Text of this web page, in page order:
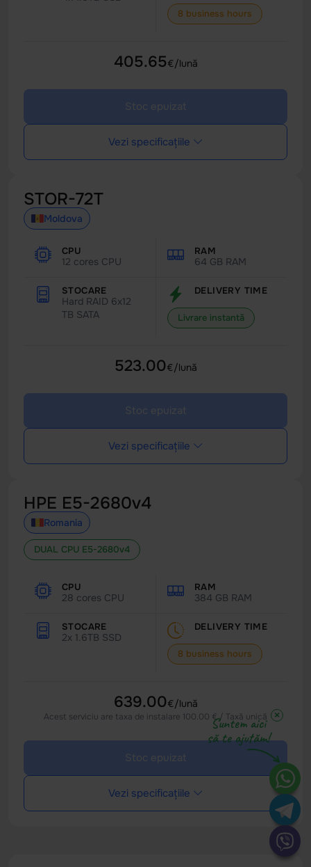
8 business hours
405.65€/lună
Stoc epuizat
Vezi specificațiile
STOR-72T
Moldova
CPU
12 cores CPU
RAM
64 GB RAM
STOCARE
Hard RAID 6x12
TB SATA
DELIVERY TIME
Livrare instantă
523.00€/lună
Stoc epuizat
Vezi specificațiile
HPE E5-2680v4
Romania
DUAL CPU E5-2680v4
CPU
28 cores CPU
RAM
384 GB RAM
STOCARE
2x 1.6TB SSD
DELIVERY TIME
8 business hours
639.00€/lună
Acest serviciu are taxa de instalare 100.00 € / Taxă unică
Stoc epuizat
Vezi specificațiile
Suntem aici
să te ajutăm!
×